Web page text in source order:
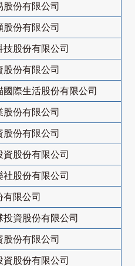
股份有限公司
股份有限公司
技股份有限公司
股份有限公司
國際生活股份有限公司
股份有限公司
股份有限公司
資股份有限公司
社股份有限公司
有限公司
投資股份有限公司
股份有限公司
資股份有限公司